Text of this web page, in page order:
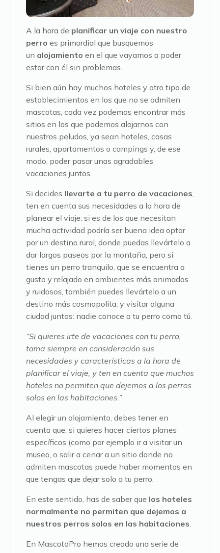
A la hora de planificar un viaje con nuestro
perro es primordial que busquemos
un alojamiento en el que vayamos a poder
estar con él sin problemas.
Si bien aún hay muchos hoteles y otro tipo de
establecimientos en los que no se admiten
mascotas, cada vez podemos encontrar más
sitios en los que podemos alojarnos con
nuestros peludos, ya sean hoteles, casas
rurales, apartamentos o campings y, de ese
modo, poder pasar unas agradables
vacaciones juntos.
Si decides llevarte a tu perro de vacaciones,
ten en cuenta sus necesidades a la hora de
planear el viaje: si es de los que necesitan
mucha actividad podría ser buena idea optar
por un destino rural, donde puedas llevártelo a
dar largos paseos por la montaña, pero si
tienes un perro tranquilo, que se encuentra a
gusto y relajado en ambientes más animados
y ruidosos, también puedes llevártelo a un
destino más cosmopolita, y visitar alguna
ciudad juntos: nadie conoce a tu perro como tú.
“Si quieres irte de vacaciones con tu perro,
toma siempre en consideración sus
necesidades y características a la hora de
planificar el viaje, y ten en cuenta que muchos
hoteles no permiten que dejemos a los perros
solos en las habitaciones.”
Al elegir un alojamiento, debes tener en
cuenta que, si quieres hacer ciertos planes
específicos (como por ejemplo ir a visitar un
museo, o salir a cenar a un sitio donde no
admiten mascotas puede haber momentos en
que tengas que dejar solo a tu perro.
En este sentido, has de saber que los hoteles
normalmente no permiten que dejemos a
nuestros perros solos en las habitaciones.
En MascotaPro hemos creado una serie de